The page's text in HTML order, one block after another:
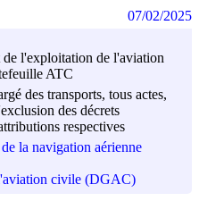
de l'exploitation de l'aviation
ATC
des transports, tous actes,
des décrets
respectives
la navigation aérienne
civile (DGAC)
07/02/2025